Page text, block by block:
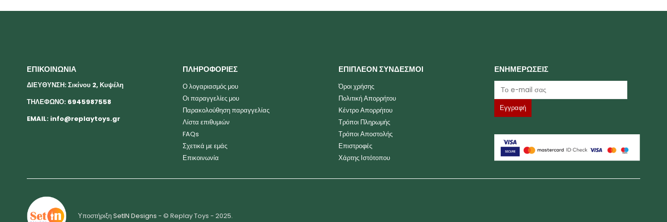
ΕΠΙΚΟΙΝΩΝΙΑ
ΔΙΕΥΘΥΝΣΗ: Σικίνου 2, Κυψέλη
ΤΗΛΕΦΩΝΟ: 6945987558
EMAIL: info@replaytoys.gr
ΠΛΗΡΟΦΟΡΙΕΣ
Ο λογαριασμός μου
Οι παραγγελίες μου
Παρακολούθηση παραγγελίας
Λίστα επιθυμιών
FAQs
Σχετικά με εμάς
Επικοινωνία
ΕΠΙΠΛΕΟΝ ΣΥΝΔΕΣΜΟΙ
Όροι χρήσης
Πολιτική Απορρήτου
Κέντρο Απορρήτου
Τρόποι Πληρωμής
Τρόποι Αποστολής
Επιστροφές
Χάρτης Ιστότοπου
ΕΝΗΜΕΡΩΣΕΙΣ
ΥποστήριξηSetIN Designs - © Replay Toys - 2025.